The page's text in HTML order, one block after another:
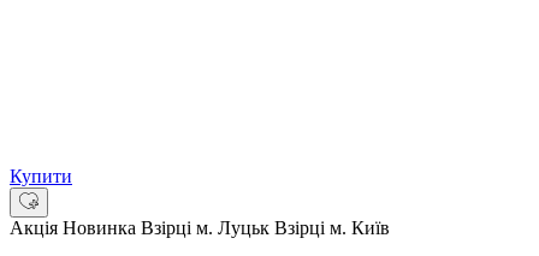
Купити
Акція Новинка Взірці м. Луцьк Взірці м. Київ